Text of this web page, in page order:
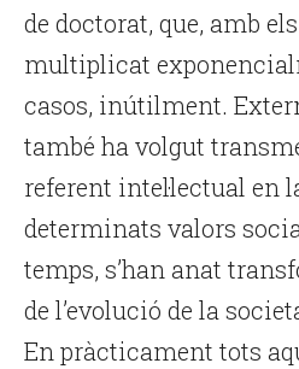
de doctorat, que, amb
multiplicat
casos, inútilment.
també ha volgut
referent intel·lectual en
determinats valors
temps, s’han anat
de l’evolució de la
En pràcticament tots